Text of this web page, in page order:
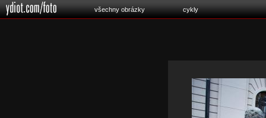
všechny obrázky cykly